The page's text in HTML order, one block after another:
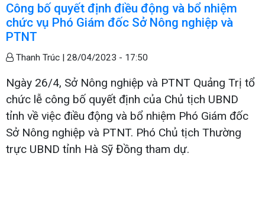
Công bố quyết định điều động và bổ nhiệm
chức vụ Phó Giám đốc Sở Nông nghiệp và
PTNT
Thanh Trúc | 28/04/2023 - 17:50
Ngày 26/4, Sở Nông nghiệp và PTNT Quảng Trị tổ
chức lễ công bố quyết định của Chủ tịch UBND
tỉnh về việc điều động và bổ nhiệm Phó Giám đốc
Sở Nông nghiệp và PTNT. Phó Chủ tịch Thường
trực UBND tỉnh Hà Sỹ Đồng tham dự.